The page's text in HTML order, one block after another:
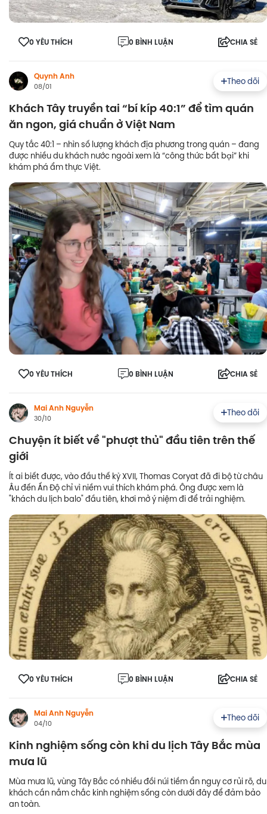
0 YÊU THÍCH 0 BÌNH LUẬN CHIA SẺ
Quynh Anh
08/01
Theo dõi
Khách Tây truyền tai “bí kíp 40:1” để tìm quán
ăn ngon, giá chuẩn ở Việt Nam
Quy tắc 40:1 – nhìn số lượng khách địa phương trong quán – đang
được nhiều du khách nước ngoài xem là “công thức bất bại” khi
khám phá ẩm thực Việt.
0 YÊU THÍCH 0 BÌNH LUẬN CHIA SẺ
Mai Anh Nguyễn
30/10
Theo dõi
Chuyện ít biết về "phượt thủ" đầu tiên trên thế
giới
Ít ai biết được, vào đầu thế kỷ XVII, Thomas Coryat đã đi bộ từ châu
Âu đến Ấn Độ chỉ vì niềm vui thích khám phá. Ông được xem là
"khách du lịch balo" đầu tiên, khơi mở ý niệm đi để trải nghiệm.
0 YÊU THÍCH 0 BÌNH LUẬN CHIA SẺ
Mai Anh Nguyễn
04/10
Theo dõi
Kinh nghiệm sống còn khi du lịch Tây Bắc mùa
mưa lũ
Mùa mưa lũ, vùng Tây Bắc có nhiều đồi núi tiềm ẩn nguy cơ rủi rõ, du
khách cần nắm chắc kinh nghiệm sống còn dưới đây để đảm bảo
an toàn.